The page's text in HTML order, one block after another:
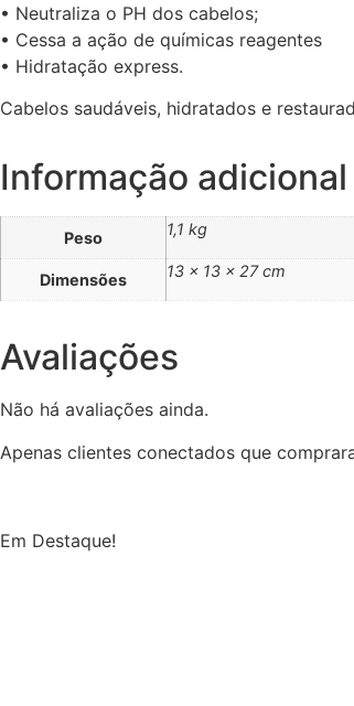
• Neutraliza o PH dos cabelos;
• Cessa a ação de químicas reagentes
• Hidratação express.
Cabelos saudáveis, hidratados e
Informação adicional
Peso 1,1 kg
Dimensões 13 × 13 × 27 cm
Avaliações
Não há avaliações ainda.
Apenas clientes conectados que
Em Destaque!